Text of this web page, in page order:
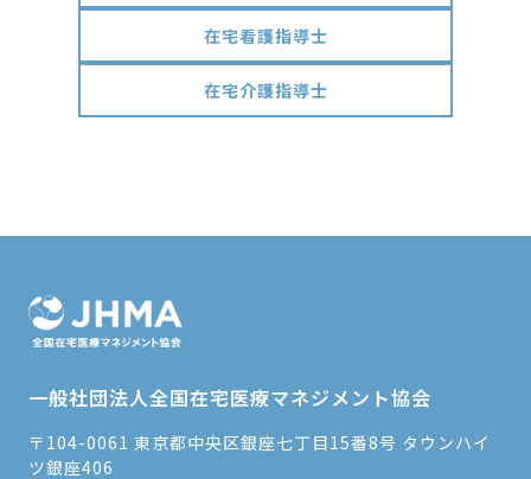
在宅看護指導士
在宅介護指導士
一般社団法人全国在宅医療マネジメント協会
〒104-0061 東京都中央区銀座七丁目15番8号 タウンハイ
ツ銀座406